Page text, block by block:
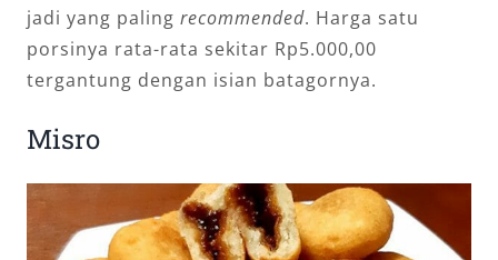
jadi yang paling recommended. Harga satu
porsinya rata-rata sekitar Rp5.000,00
tergantung dengan isian batagornya.
Misro